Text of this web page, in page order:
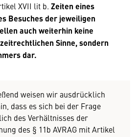
XVII lit b. Zeiten eines
Besuches der jeweiligen
auch weiterhin keine
Sinne, sondern
dar.
weisen wir ausdrücklich
dass es sich bei der Frage
des Verhältnisses der
des § 11b AVRAG mit Artikel